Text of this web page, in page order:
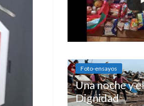
Una noche y el amanecer en